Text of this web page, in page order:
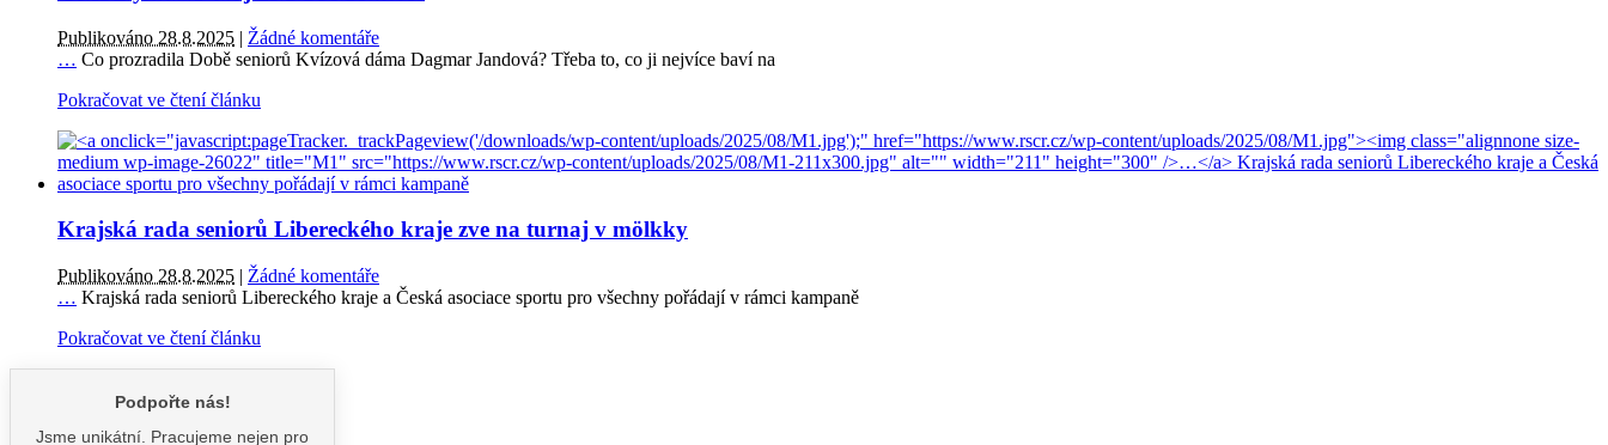
Publikováno 28.8.2025 | Žádné komentáře
… Co prozradila Době seniorů Kvízová dáma Dagmar Jandová? Třeba to, co ji nejvíce baví na
Pokračovat ve čtení článku
Krajská rada seniorů Libereckého kraje zve na turnaj v mölkky
Publikováno 28.8.2025 | Žádné komentáře
… Krajská rada seniorů Libereckého kraje a Česká asociace sportu pro všechny pořádají v rámci kampaně
Pokračovat ve čtení článku